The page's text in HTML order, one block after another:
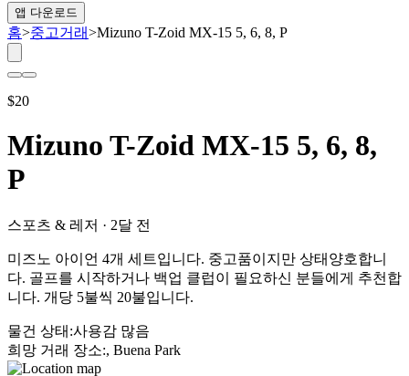
앱 다운로드
홈>중고거래>Mizuno T-Zoid MX-15 5, 6, 8, P
$20
Mizuno T-Zoid MX-15 5, 6, 8,
P
스포츠 & 레저 · 2달 전
미즈노 아이언 4개 세트입니다. 중고품이지만 상태양호합니
다. 골프를 시작하거나 백업 클럽이 필요하신 분들에게 추천합
니다. 개당 5불씩 20불입니다.
물건 상태 :사용감 많음
희망 거래 장소:, Buena Park